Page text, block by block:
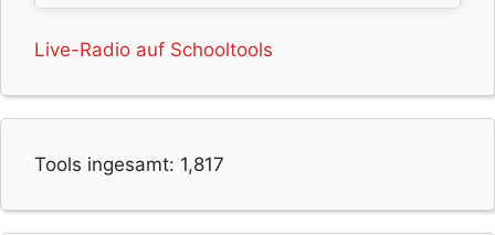
Live-Radio auf Schooltools
Tools ingesamt: 1,817